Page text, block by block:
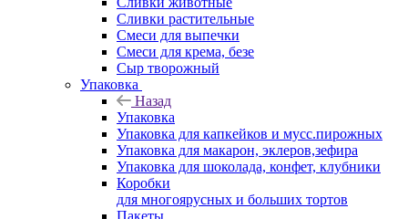
Сливки растительные
Смеси для выпечки
Смеси для крема, безе
Сыр творожный
Упаковка
Назад
Упаковка
Упаковка для капкейков и мусс.пирожных
Упаковка для макарон, эклеров,зефира
Упаковка для шоколада, конфет, клубники
Коробки
для многоярусных и больших тортов
Пакеты